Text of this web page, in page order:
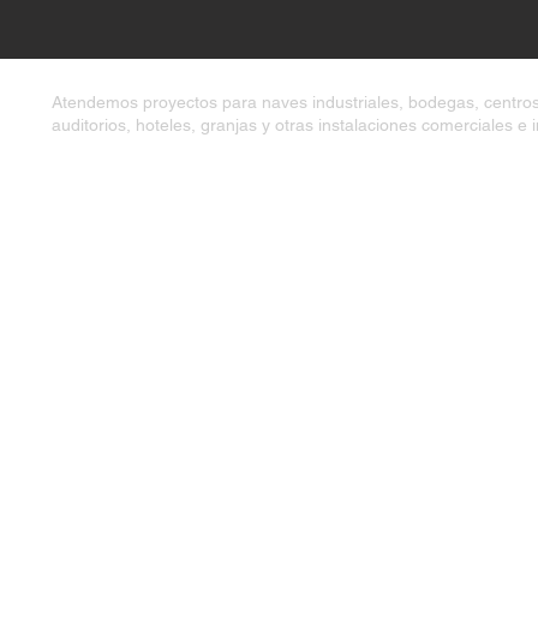
Atendemos proyectos para naves industriales, bodegas,
auditorios, hoteles, granjas y otras instalaciones comerciales e